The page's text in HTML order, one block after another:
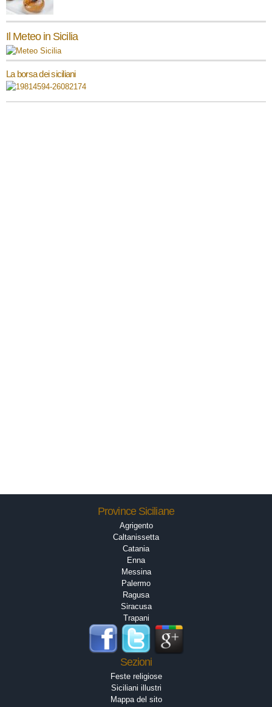
Il Meteo in Sicilia
La borsa dei siciliani
Province Siciliane
Agrigento
Caltanissetta
Catania
Enna
Messina
Palermo
Ragusa
Siracusa
Trapani
Sezioni
Feste religiose
Siciliani illustri
Mappa del sito